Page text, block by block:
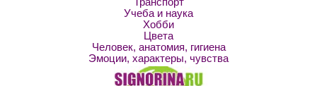
Учеба и наука
Хобби
Цвета
Человек, анатомия, гигиена
Эмоции, характеры, чувства